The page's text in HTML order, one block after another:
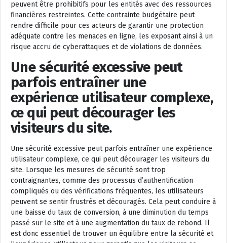
peuvent être prohibitifs pour les entités avec des ressources
financières restreintes. Cette contrainte budgétaire peut
rendre difficile pour ces acteurs de garantir une protection
adéquate contre les menaces en ligne, les exposant ainsi à un
risque accru de cyberattaques et de violations de données.
Une sécurité excessive peut
parfois entraîner une
expérience utilisateur complexe,
ce qui peut décourager les
visiteurs du site.
Une sécurité excessive peut parfois entraîner une expérience
utilisateur complexe, ce qui peut décourager les visiteurs du
site. Lorsque les mesures de sécurité sont trop
contraignantes, comme des processus d’authentification
compliqués ou des vérifications fréquentes, les utilisateurs
peuvent se sentir frustrés et découragés. Cela peut conduire à
une baisse du taux de conversion, à une diminution du temps
passé sur le site et à une augmentation du taux de rebond. Il
est donc essentiel de trouver un équilibre entre la sécurité et